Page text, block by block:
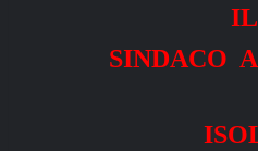
IL
SINDACO